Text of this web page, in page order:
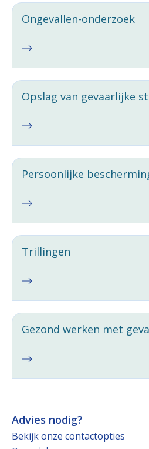
Ongevallen-onderzoek
Opslag van gevaarlijke
Persoonlijke
Trillingen
Gezond werken met
Advies nodig?
Bekijk onze contactopties